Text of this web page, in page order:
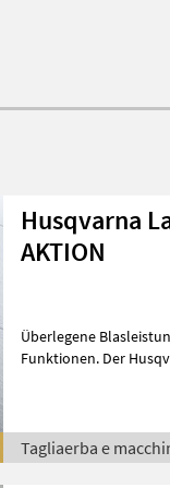
Husqvarna
AKTION
Überlegene
Funktionen. Der
Tagliaerba e